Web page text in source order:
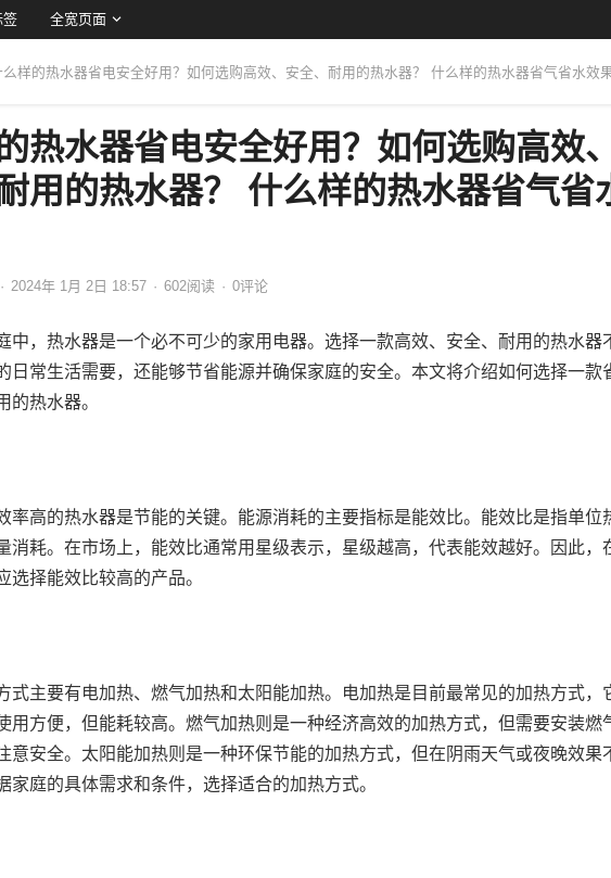
签 全宽页面
样的热水器省电安全好用？如何选购高效、安全、耐用的热水器？ 什么样的热水器省气省水效
热水器省电安全好用？如何选购高效、
用的热水器？ 什么样的热水器省气省
· 2024年 1月 2日 18:57 · 602阅读 · 0评论
中，热水器是一个必不可少的家用电器。选择一款高效、安全、耐用的热水器
日常生活需要，还能够节省能源并确保家庭的安全。本文将介绍如何选择一款
的热水器。
率高的热水器是节能的关键。能源消耗的主要指标是能效比。能效比是指单位
消耗。在市场上，能效比通常用星级表示，星级越高，代表能效越好。因此，
选择能效比较高的产品。
式主要有电加热、燃气加热和太阳能加热。电加热是目前最常见的加热方式，
用方便，但能耗较高。燃气加热则是一种经济高效的加热方式，但需要安装燃
意安全。太阳能加热则是一种环保节能的加热方式，但在阴雨天气或夜晚效果
家庭的具体需求和条件，选择适合的加热方式。